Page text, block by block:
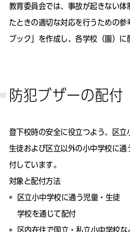
教育委員会では、事故が起きない体
たときの適切な対応を行うための参
ブック」を作成し、各学校（園）に
防犯ブザーの配付
登下校時の安全に役立つよう、区立
生徒および区立以外の小中学校に通
付しています。
対象と配付方法
区立小中学校に通う児童・生徒
学校を通じて配付
区内在住で国立・私立小中学校